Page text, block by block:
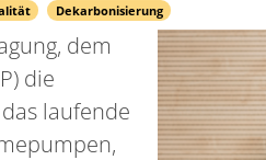
Dekarbonisierung
dem
die
laufende